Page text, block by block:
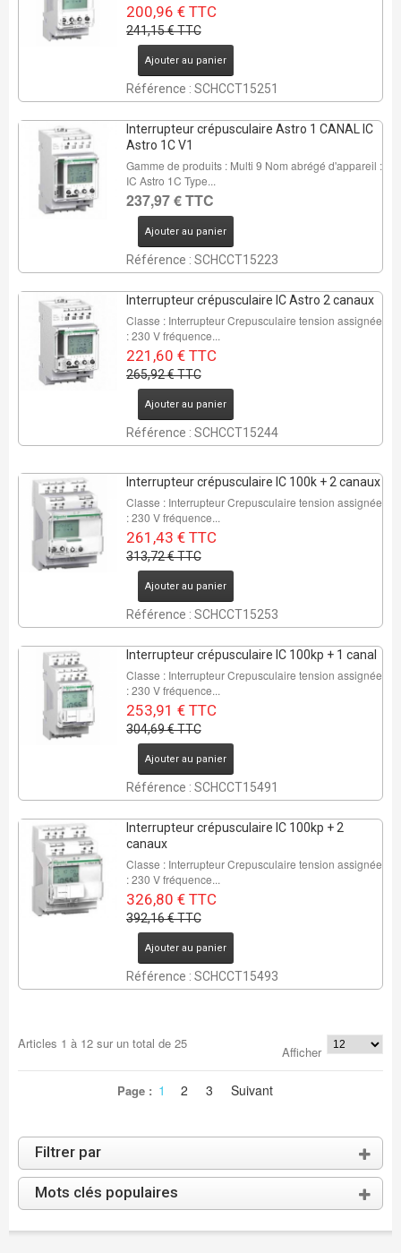
200,96 € TTC
241,15 € TTC
Ajouter au panier
Référence : SCHCCT15251
Interrupteur crépusculaire Astro 1 CANAL IC
Astro 1C V1
Gamme de produits : Multi 9 Nom abrégé d'appareil :
IC Astro 1C Type...
237,97 € TTC
Ajouter au panier
Référence : SCHCCT15223
Interrupteur crépusculaire IC Astro 2 canaux
Classe : Interrupteur Crepusculaire tension assignée
: 230 V fréquence...
221,60 € TTC
265,92 € TTC
Ajouter au panier
Référence : SCHCCT15244
Interrupteur crépusculaire IC 100k + 2 canaux
Classe : Interrupteur Crepusculaire tension assignée
: 230 V fréquence...
261,43 € TTC
313,72 € TTC
Ajouter au panier
Référence : SCHCCT15253
Interrupteur crépusculaire IC 100kp + 1 canal
Classe : Interrupteur Crepusculaire tension assignée
: 230 V fréquence...
253,91 € TTC
304,69 € TTC
Ajouter au panier
Référence : SCHCCT15491
Interrupteur crépusculaire IC 100kp + 2
canaux
Classe : Interrupteur Crepusculaire tension assignée
: 230 V fréquence...
326,80 € TTC
392,16 € TTC
Ajouter au panier
Référence : SCHCCT15493
Articles 1 à 12sur un total de 25
Afficher
Page : 1 2 3 Suivant
Filtrer par
Mots clés populaires